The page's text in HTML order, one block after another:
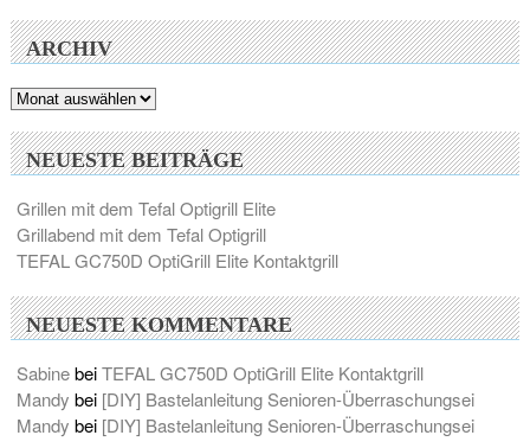
ARCHIV
Archiv
NEUESTE BEITRÄGE
Grillen mit dem Tefal Optigrill Elite
Grillabend mit dem Tefal Optigrill
TEFAL GC750D OptiGrill Elite Kontaktgrill
NEUESTE KOMMENTARE
SabinebeiTEFAL GC750D OptiGrill Elite Kontaktgrill
Mandy bei [DIY] Bastelanleitung Senioren-Überraschungsei
Mandy bei [DIY] Bastelanleitung Senioren-Überraschungsei